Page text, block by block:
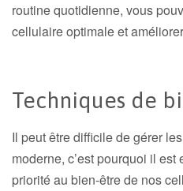
routine quotidienne, vous
cellulaire optimale et
Techniques de
Il peut être difficile de gérer
moderne, c’est pourquoi il
priorité au bien-être de nos